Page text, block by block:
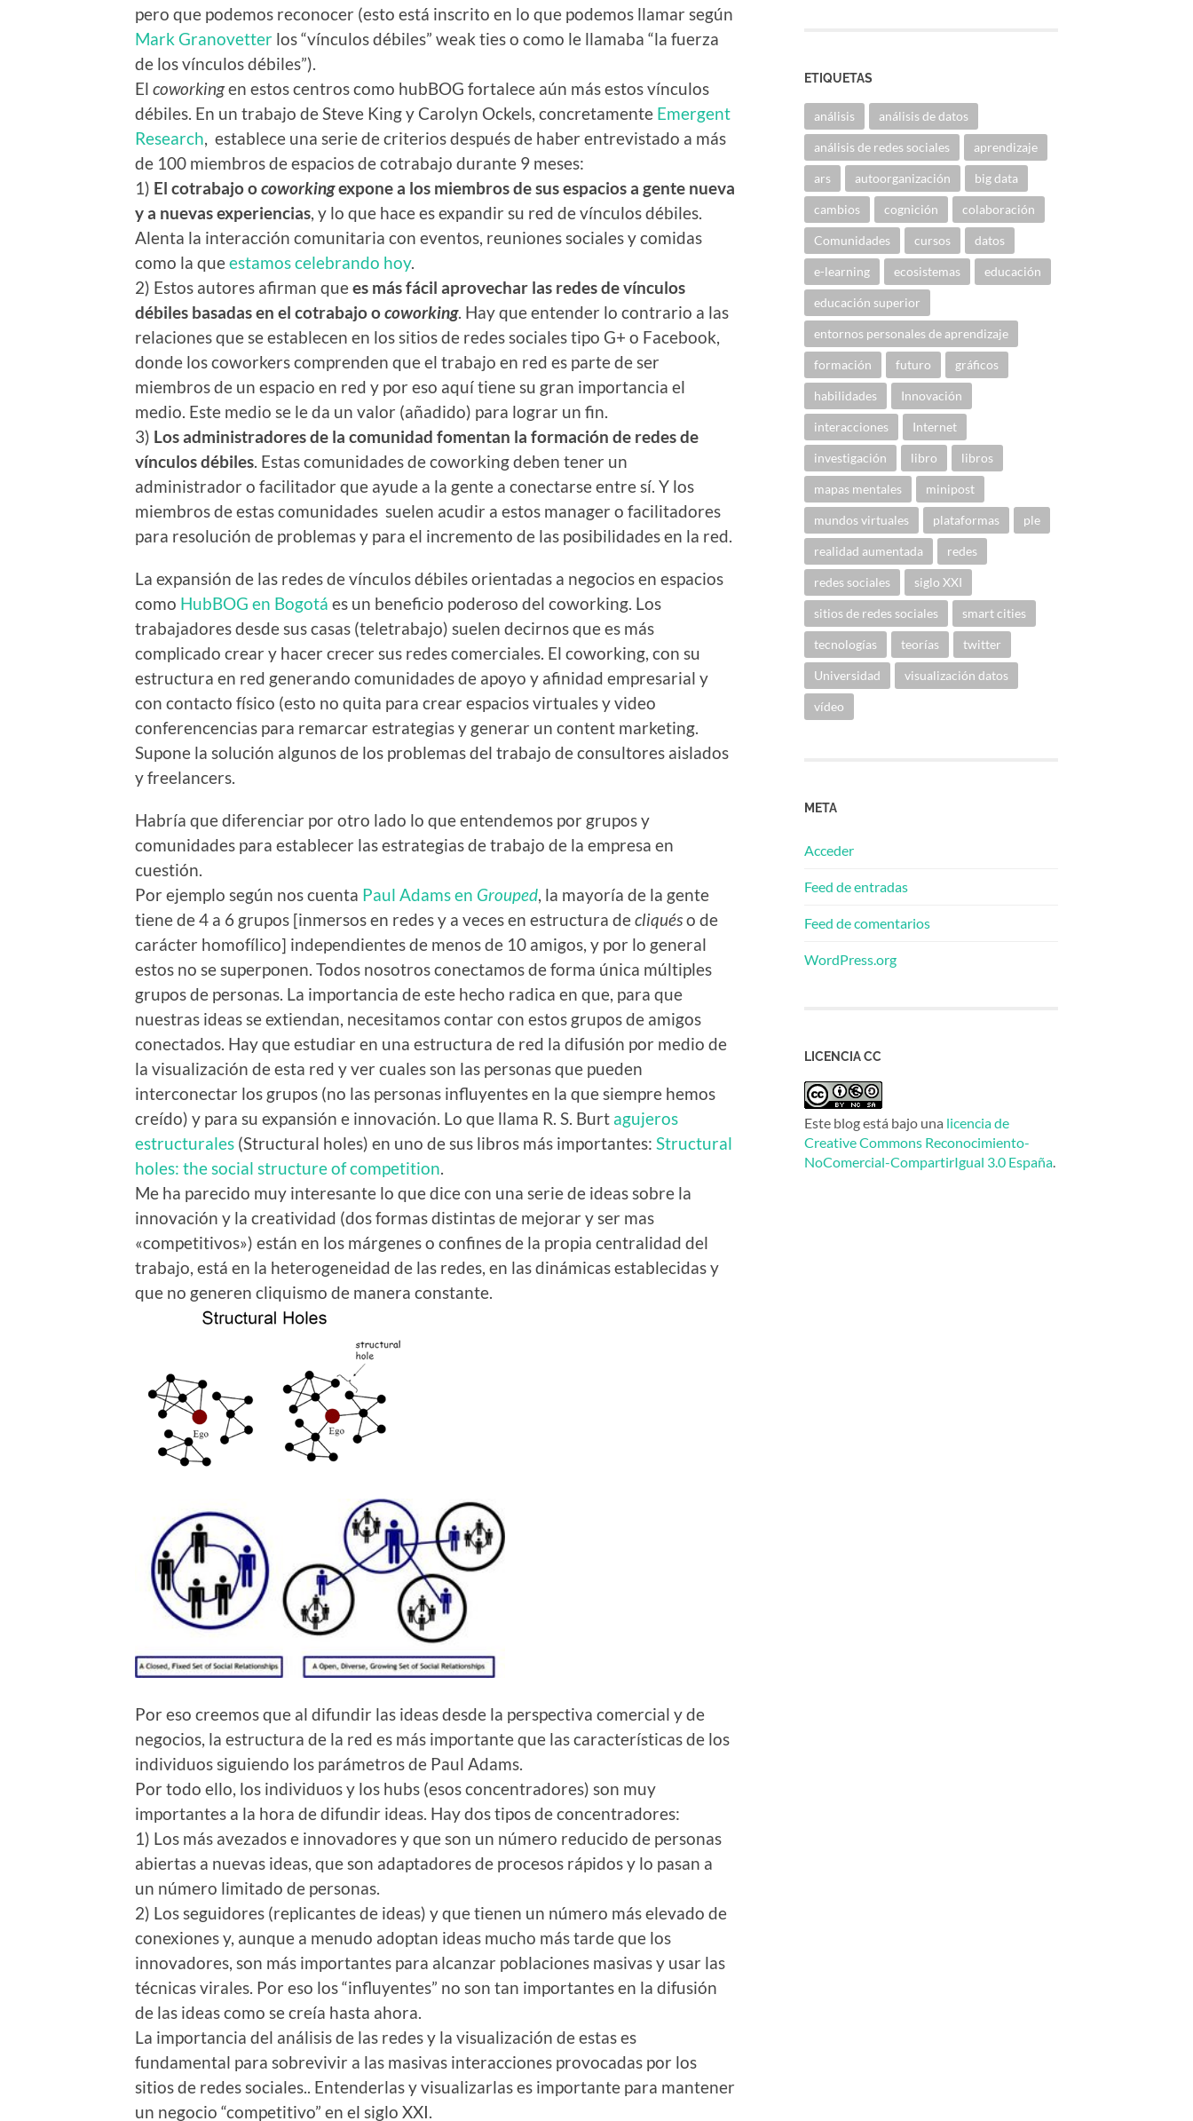
pero que podemos reconocer (esto está inscrito en lo que podemos llamar según
Mark Granovetter los “vínculos débiles” weak ties o como le llamaba “la fuerza
de los vínculos débiles”).
El coworkingen estos centros como hubBOG fortalece aún más estos vínculos
débiles. En un trabajo de Steve King y Carolyn Ockels, concretamente Emergent
Research , establece una serie de criterios después de haber entrevistado a más
de 100 miembros de espacios de cotrabajo durante 9 meses:
1) El cotrabajo ocoworkingexpone a los miembros de sus espacios a gente nueva
y a nuevas experiencias , y lo que hace es expandir su red de vínculos débiles.
Alenta la interacción comunitaria con eventos, reuniones sociales y comidas
como la queestamos celebrando hoy.
2) Estos autores afirman quees más fácil aprovechar las redes de vínculos
débiles basadas en el cotrabajo ocoworking. Hay que entender lo contrario a las
relaciones que se establecen en los sitios de redes sociales tipo G+ o Facebook,
donde los coworkers comprenden que el trabajo en red es parte de ser
miembros de un espacio en red y por eso aquí tiene su gran importancia el
medio. Este medio se le da un valor (añadido) para lograr un fin.
3) Los administradores de la comunidad fomentan la formación de redes de
vínculos débiles . Estas comunidades de coworking deben tener un
administrador o facilitador que ayude a la gente a conectarse entre sí. Y los
miembros de estas comunidades suelen acudir a estos manager o facilitadores
para resolución de problemas y para el incremento de las posibilidades en la red.
La expansión de las redes de vínculos débiles orientadas a negocios en espacios
como HubBOG en Bogotá es un beneficio poderoso del coworking. Los
trabajadores desde sus casas (teletrabajo) suelen decirnos que es más
complicado crear y hacer crecer sus redes comerciales. El coworking, con su
estructura en red generando comunidades de apoyo y afinidad empresarial y
con contacto físico (esto no quita para crear espacios virtuales y video
conferencencias para remarcar estrategias y generar un content marketing.
Supone la solución algunos de los problemas del trabajo de consultores aislados
y freelancers.
Habría que diferenciar por otro lado lo que entendemos por grupos y
comunidades para establecer las estrategias de trabajo de la empresa en
cuestión.
Por ejemplo según nos cuenta Paul Adams en Grouped , la mayoría de la gente
tiene de 4 a 6 grupos [inmersos en redes y a veces en estructura decliquéso de
carácter homofílico] independientes de menos de 10 amigos, y por lo general
estos no se superponen. Todos nosotros conectamos de forma única múltiples
grupos de personas. La importancia de este hecho radica en que, para que
nuestras ideas se extiendan, necesitamos contar con estos grupos de amigos
conectados. Hay que estudiar en una estructura de red la difusión por medio de
la visualización de esta red y ver cuales son las personas que pueden
interconectar los grupos (no las personas influyentes en la que siempre hemos
creído) y para su expansión e innovación. Lo que llama R. S. Burt agujeros
estructurales (Structural holes) en uno de sus libros más importantes: Structural
holes: the social structure of competition
Me ha parecido muy interesante lo que dice con una serie de ideas sobre la
innovación y la creatividad (dos formas distintas de mejorar y ser mas
«competitivos») están en los márgenes o confines de la propia centralidad del
trabajo, está en la heterogeneidad de las redes, en las dinámicas establecidas y
que no generen cliquismo de manera constante.
Por eso creemos que al difundir las ideas desde la perspectiva comercial y de
negocios, la estructura de la red es más importante que las características de los
individuos siguiendo los parámetros de Paul Adams.
Por todo ello, los individuos y los hubs (esos concentradores) son muy
importantes a la hora de difundir ideas. Hay dos tipos de concentradores:
1) Los más avezados e innovadores y que son un número reducido de personas
abiertas a nuevas ideas, que son adaptadores de procesos rápidos y lo pasan a
un número limitado de personas.
2) Los seguidores (replicantes de ideas) y que tienen un número más elevado de
conexiones y, aunque a menudo adoptan ideas mucho más tarde que los
innovadores, son más importantes para alcanzar poblaciones masivas y usar las
técnicas virales. Por eso los “influyentes” no son tan importantes en la difusión
de las ideas como se creía hasta ahora.
La importancia del análisis de las redes y la visualización de estas es
fundamental para sobrevivir a las masivas interacciones provocadas por los
sitios de redes sociales.. Entenderlas y visualizarlas es importante para mantener
un negocio “competitivo” en el siglo XXI.
ETIQUETAS
análisis análisis de datos
análisis de redes sociales aprendizaje
ars autoorganización big data
cambios cognición colaboración
Comunidades cursos datos
e-learning ecosistemas educación
educación superior
entornos personales de aprendizaje
formación futuro gráficos
habilidades Innovación
interacciones Internet
investigación libro libros
mapas mentales minipost
mundos virtuales plataformas ple
realidad aumentada redes
redes sociales siglo XXI
sitios de redes sociales smart cities
tecnologías teorías twitter
Universidad visualización datos
vídeo
META
Acceder
Feed de entradas
Feed de comentarios
WordPress.org
LICENCIA CC
Este blog está bajo una licencia de
Creative Commons Reconocimiento-
NoComercial-CompartirIgual 3.0 España.